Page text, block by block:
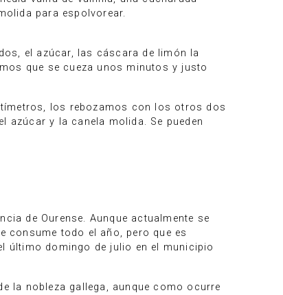
para espolvorear.
el azúcar, las cáscara de limón la
que se cueza unos minutos y justo
los rebozamos con los otros dos
azúcar y la canela molida. Se pueden
de Ourense. Aunque actualmente se
consume todo el año, pero que es
último domingo de julio en el municipio
la nobleza gallega, aunque como ocurre